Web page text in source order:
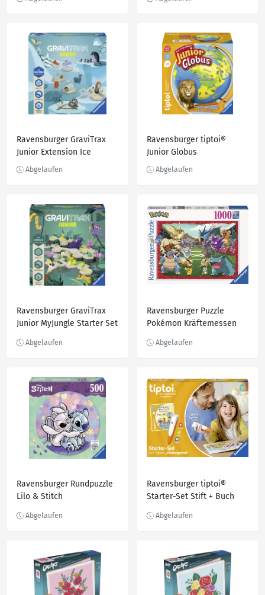
Ravensburger GraviTrax
Junior Extension Ice
Ravensburger tiptoi®
Junior Globus
Ravensburger GraviTrax
Junior MyJungle Starter Set
Ravensburger Puzzle
Pokémon Kräftemessen
Ravensburger Rundpuzzle
Lilo & Stitch
Ravensburger tiptoi®
Starter-Set Stift + Buch